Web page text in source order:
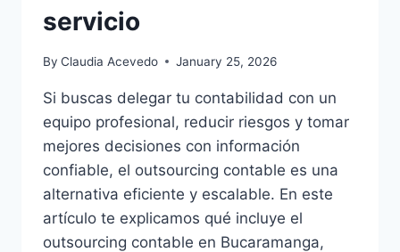
servicio
By Claudia Acevedo January 25, 2026
Si buscas delegar tu contabilidad con un
equipo profesional, reducir riesgos y tomar
mejores decisiones con información
confiable, el outsourcing contable es una
alternativa eficiente y escalable. En este
artículo te explicamos qué incluye el
outsourcing contable en Bucaramanga,